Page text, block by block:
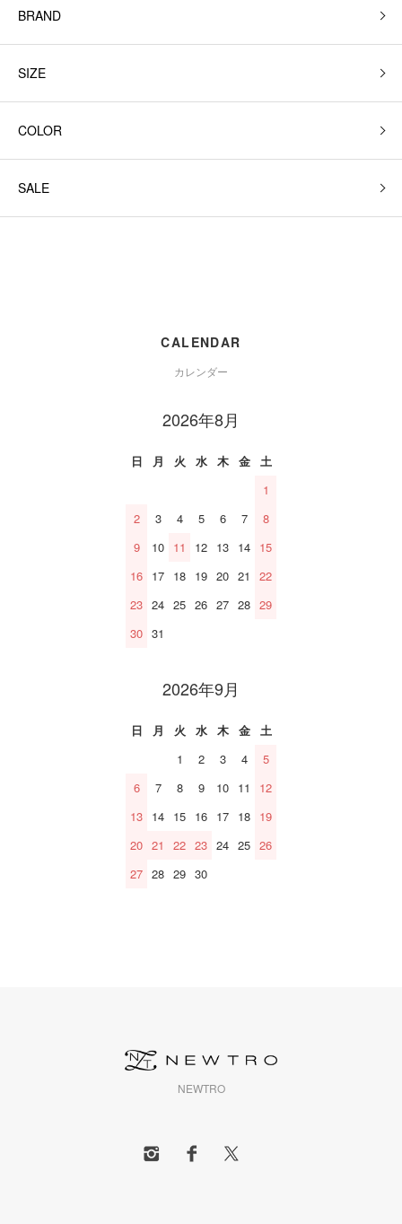
BRAND
SIZE
COLOR
SALE
CALENDAR
カレンダー
2026年8月
日 月 火 水 木 金
土
1
2
3 4 5 6 7
8
9
10 11 12 13 14 15
16 17 18 19 20 21
22
23 24 25 26 27 28 29
30 31
2026年9月
日 月 火 水 木 金
土
1
2 3 4
5
6
7 8 9 10 11
12
13 14 15 16 17 18 19
20 21 22 23 24 25 26
27 28 29 30
NEWTRO